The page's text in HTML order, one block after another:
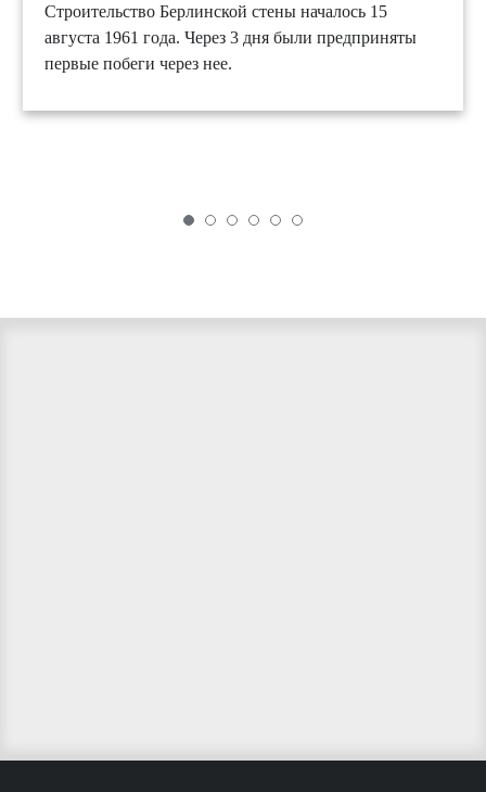
Строительство Берлинской стены началось 15
августа 1961 года. Через 3 дня были предприняты
первые побеги через нее.